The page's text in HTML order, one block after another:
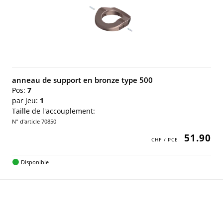
anneau de support en bronze type 500
Pos: 7
par jeu: 1
Taille de l'accouplement:
N° d'article 70850
51.90
Disponible